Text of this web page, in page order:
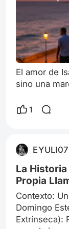
El amor de
sino una
a veces
Ciudad
vista fija en
amaba
1
EYULI07
La
Propia
realidad"
Contexto:
Domingo
Extrínseca):